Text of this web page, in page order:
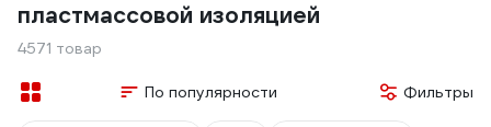
пластмассовой изоляцией
4571 товар
По популярности Фильтры